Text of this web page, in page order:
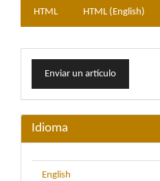
HTML HTML (English)
Enviar
unEnviar un artículo
Idioma
English